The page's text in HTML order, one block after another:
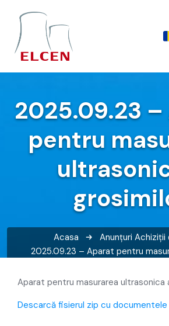
2025.09.23
pentru
Acasa Anunțuri Achiziții
2025.09.23 – Aparat pentru
Aparat pentru masurarea ultrasonica
Descarcă fisierul zip cu